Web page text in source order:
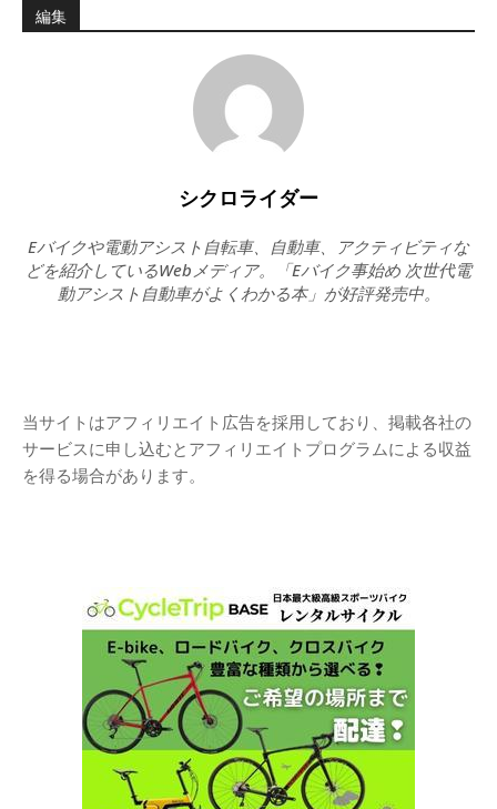
編集
シクロライダー
Eバイクや電動アシスト自転車、自動車、アクティビティな
どを紹介しているWebメディア。「Eバイク事始め 次世代電
動アシスト自動車がよくわかる本」が好評発売中。
当サイトはアフィリエイト広告を採用しており、掲載各社の
サービスに申し込むとアフィリエイトプログラムによる収益
を得る場合があります。